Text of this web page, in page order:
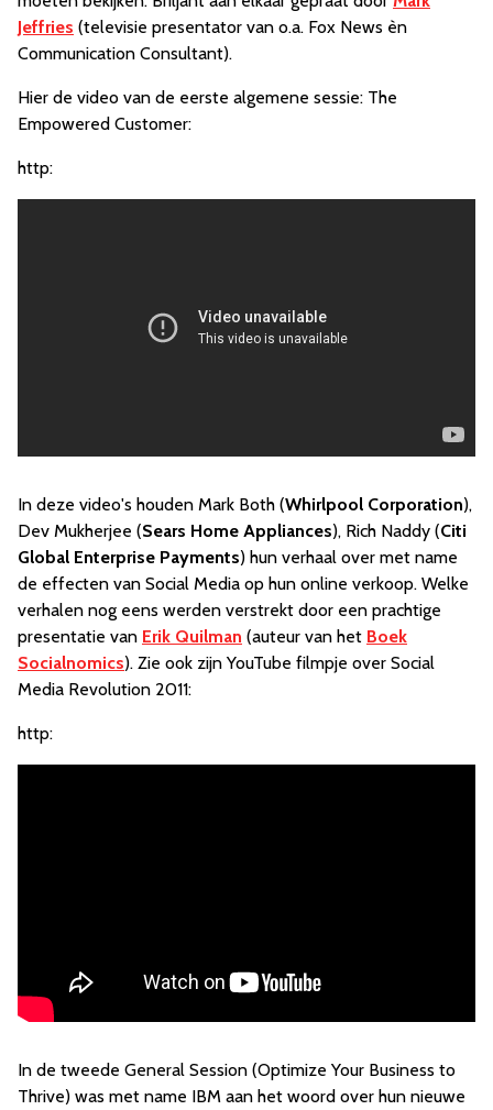
Jeffries (televisie presentator van o.a. Fox News èn
Communication Consultant).
Hier de video van de eerste algemene sessie: The
Empowered Customer:
http:
In deze video's houden Mark Both (Whirlpool Corporation),
Dev Mukherjee (Sears Home Appliances), Rich Naddy (Citi
Global Enterprise Payments) hun verhaal over met name
de effecten van Social Media op hun online verkoop. Welke
verhalen nog eens werden verstrekt door een prachtige
presentatie van Erik Quilman (auteur van het Boek
Socialnomics). Zie ook zijn YouTube filmpje over Social
Media Revolution 2011:
http:
In de tweede General Session (Optimize Your Business to
Thrive) was met name IBM aan het woord over hun nieuwe